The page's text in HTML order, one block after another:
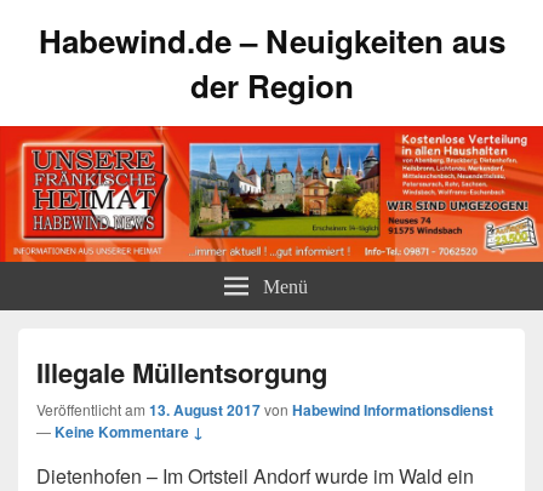
Habewind.de – Neuigkeiten aus
der Region
Menü
Illegale Müllentsorgung
Veröffentlicht am 13. August 2017von Habewind Informationsdienst
—Keine Kommentare ↓
Dietenhofen – Im Ortsteil Andorf wurde im Wald ein